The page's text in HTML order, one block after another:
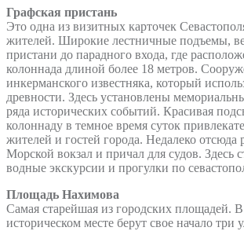
Графская пристань
Это одна из визитных карточек
жителей. Широкие лестничные подъемы,
пристани до парадного входа, где
колоннада длиной более 18 метров.
инкерманского известняка, который
древности. Здесь установлены
ряда исторических событий. Красивая
колоннаду в темное время суток
жителей и гостей города. Недалеко отсюда
Морской вокзал и причал для судов. Здесь
водные экскурсии и прогулки по
Площадь Нахимова
Самая старейшая из городских площадей.
историческом месте берут свое начало три